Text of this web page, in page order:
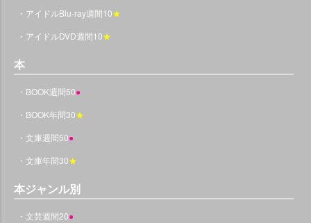
・アイドルBlu-ray週間10★
・アイドルDVD週間10★
本
・BOOK週間50●
・BOOK年間30★
・文庫週間50●
・文庫年間30★
本ジャンル別
・文芸週間20●